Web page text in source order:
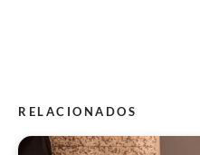
RELACIONADOS